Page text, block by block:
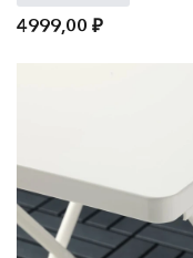
4999,00₽